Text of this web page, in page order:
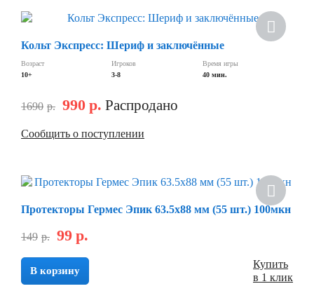
Кольт Экспресс: Шериф и заключённые
Возраст
10+
Игроков
3-8
Время игры
40 мин.
1690 р. 990 р. Распродано
Сообщить о поступлении
Скидка
Протекторы Гермес Эпик 63.5х88 мм (55 шт.) 100мкн
149 р. 99 р.
В корзину
Купить
в 1 клик